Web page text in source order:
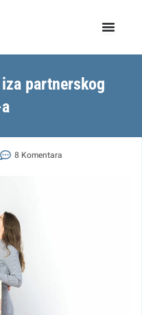
partnerskog
8 Komentara